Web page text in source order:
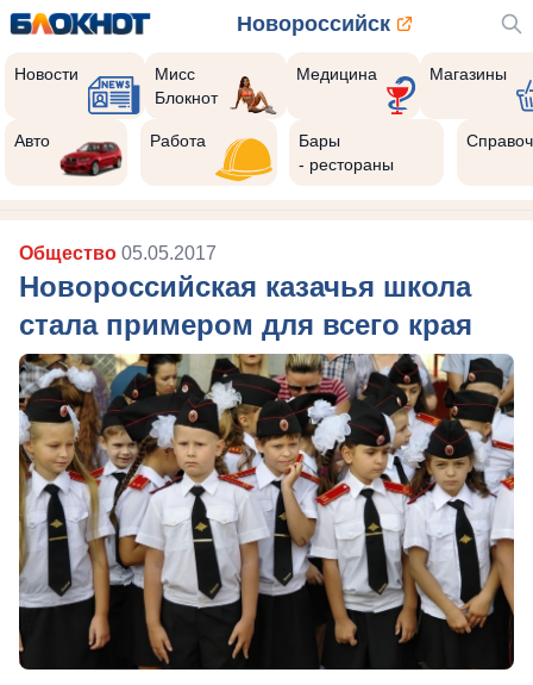
Новороссийск
Новости
Мисс
Блокнот
Медицина Магазины
Авто Работа
Бары
- рестораны
Общество 05.05.2017
Новороссийская казачья школа
стала примером для всего края